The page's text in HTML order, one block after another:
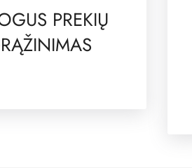
PREKIŲ